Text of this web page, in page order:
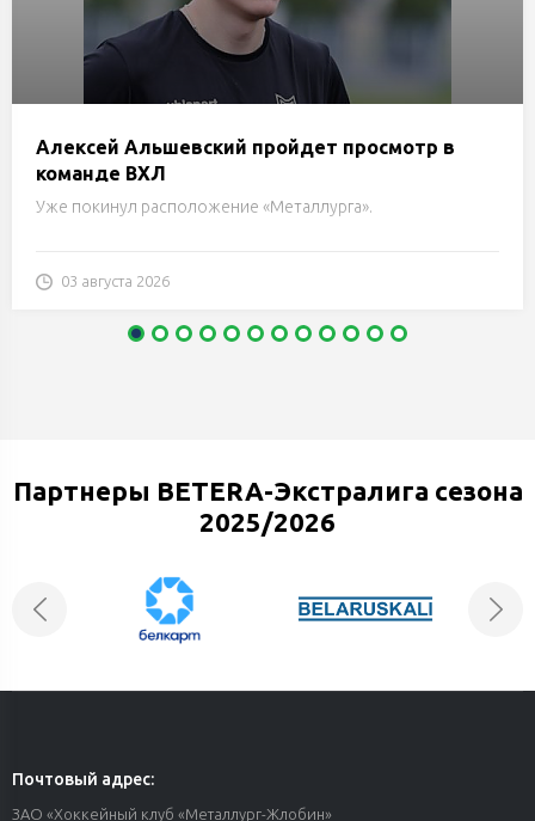
Алексей Альшевский пройдет просмотр в
команде ВХЛ
Уже покинул расположение «Металлурга».
03 августа 2026
Партнеры BETERA-Экстралига сезона
2025/2026
Почтовый адрес:
ЗАО «Хоккейный клуб «Металлург-Жлобин»